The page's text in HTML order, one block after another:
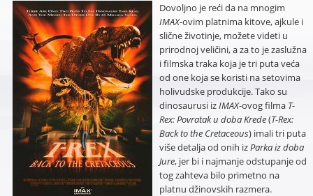
Dovoljno je reći da na mnogim
IMAX-ovim platnima kitove, ajkule i
slične životinje, možete videti u
prirodnoj veličini, a za to je zaslužna
i filmska traka koja je tri puta veća
od one koja se koristi na setovima
holivudske produkcije. Tako su
dinosaurusi izIMAX-ovog filma T-
Rex: Povratak u doba Krede(T-Rex:
Back to the Cretaceous) imali tri puta
više detalja od onih izParka iz doba
Jure, jer bi i najmanje odstupanje od
tog zahteva bilo primetno na
platnu džinovskih razmera.